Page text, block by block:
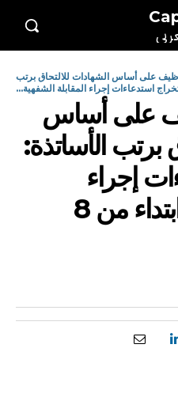
على أساس الشهادات للالتحاق برتب
استدعاءات إجراء المقابلة الشفهية...
على أساس
برتب الأساتذة:
إجراء
المقابلة الشفهية ابتداء من 8